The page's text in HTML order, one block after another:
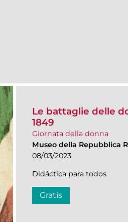
Le battaglie delle
1849
Giornata della donna
Museo della Repubblica
08/03/2023
Didáctica para todos
Gratis